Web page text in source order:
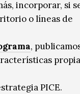
incorporar, si
o líneas de
,
PICE.